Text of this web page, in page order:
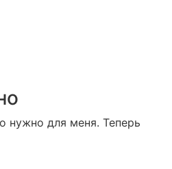
нужно для меня. Теперь